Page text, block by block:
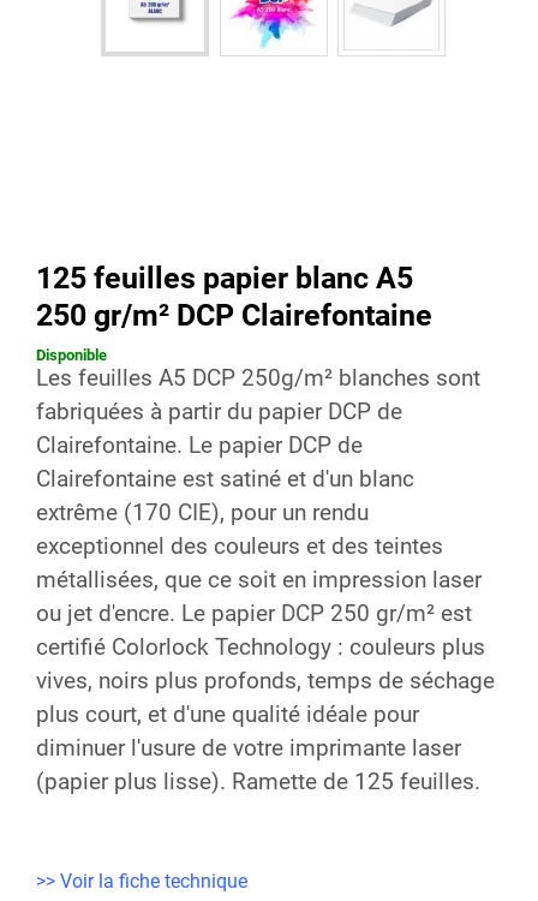
125 feuilles papier blanc A5
250 gr/m² DCP Clairefontaine
Disponible
Les feuilles A5 DCP 250g/m² blanches sont
fabriquées à partir du papier DCP de
Clairefontaine. Le papier DCP de
Clairefontaine est satiné et d'un blanc
extrême (170 CIE), pour un rendu
exceptionnel des couleurs et des teintes
métallisées, que ce soit en impression laser
ou jet d'encre. Le papier DCP 250 gr/m² est
certifié Colorlock Technology : couleurs plus
vives, noirs plus profonds, temps de séchage
plus court, et d'une qualité idéale pour
diminuer l'usure de votre imprimante laser
(papier plus lisse). Ramette de 125 feuilles.
>> Voir la fiche technique